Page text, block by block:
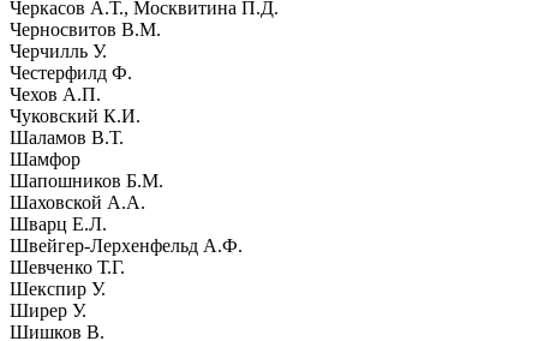
Черкасов А.Т., Москвитина П.Д.
Черносвитов В.М.
Черчилль У.
Честерфилд Ф.
Чехов А.П.
Чуковский К.И.
Шаламов В.Т.
Шамфор
Шапошников Б.М.
Шаховской А.А.
Шварц Е.Л.
Швейгер-Лерхенфельд А.Ф.
Шевченко Т.Г.
Шекспир У.
Ширер У.
Шишков В.